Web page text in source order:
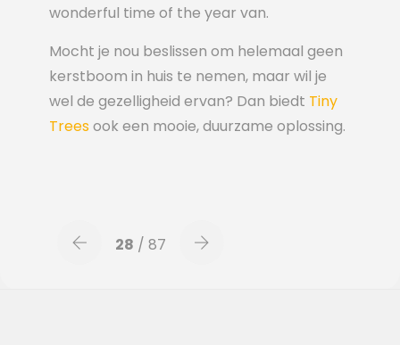
wonderful time of the year van.
Mocht je nou beslissen om helemaal geen
kerstboom in huis te nemen, maar wil je
wel de gezelligheid ervan? Dan biedt Tiny
Treesook een mooie, duurzame oplossing.
28 / 87